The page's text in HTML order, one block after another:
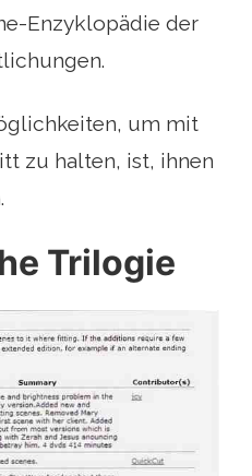
Enzyklopädie der
um mit
zu halten, ist, ihnen
Trilogie